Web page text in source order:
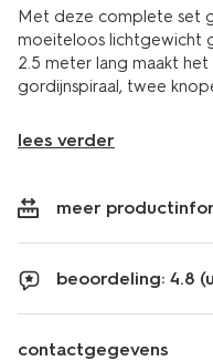
Met deze complete set
moeiteloos lichtgewicht
2.5 meter lang maakt
gordijnspiraal, twee
lees verder
meer
beoordeling: 4.8
contactgegevens